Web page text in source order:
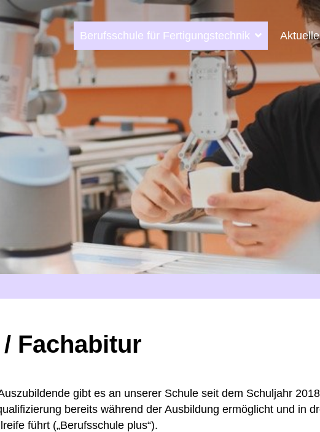
Berufsschule für Fertigungstechnik
Fachabitur
gibt es an unserer Schule seit dem Schuljahr
bereits während der Ausbildung ermöglicht und in
führt („Berufsschule plus“).